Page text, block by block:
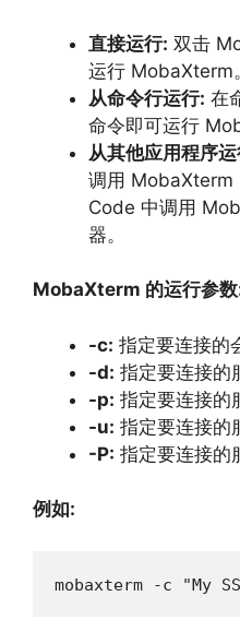
直接运行: 双击
运行 MobaXterm。
从命令行运行: 在
命令即可运行
从其他应用程序
调用 MobaXterm
Code 中调用
器。
MobaXterm 的运行参
-c: 指定要连接的
-d: 指定要连接的
-p: 指定要连接的
-u: 指定要连接的
-P: 指定要连接的
例如:
mobaxterm -c "My